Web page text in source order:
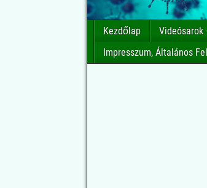
Kezdőlap Videósarok
Impresszum, Általános